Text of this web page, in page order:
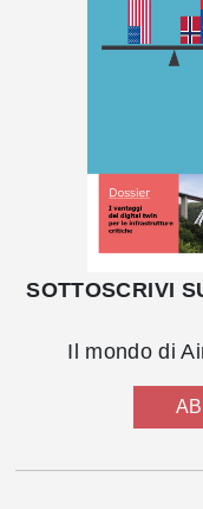
SOTTOSCRIVI
Il mondo di